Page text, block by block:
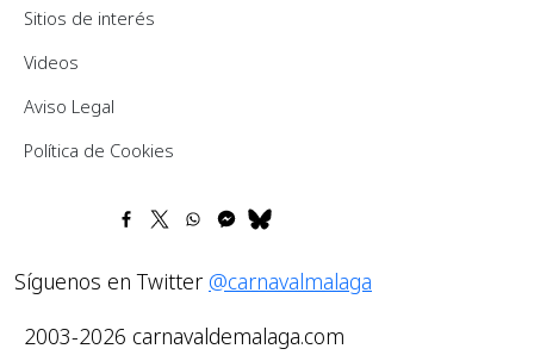
Sitios de interés
Videos
Pie de página
Aviso Legal
Política de Cookies
Síguenos en Twitter @carnavalmalaga
2003-2026 carnavaldemalaga.com